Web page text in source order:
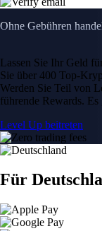
Ohne Gebühren
Lassen Sie Ihr Geld
Sie über 400 Top-
Werden Sie Teil von
führende Rewards.
Level Up beitreten
Für